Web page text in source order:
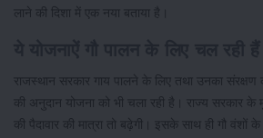
लाने की दिशा में एक नया बताया है।
राजस्थान सरकार गाय पालने के लिए तथा उनका
की अनुदान योजना को भी चला रही है। राज्य सरकार के
की पैदावार की मात्रा तो बढ़ेगी। इसके साथ ही गौ वंशों